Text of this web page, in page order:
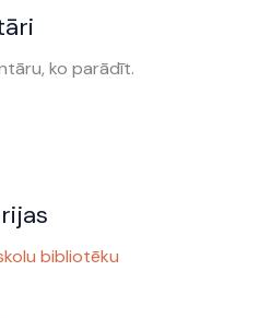
ko parādīt.
bibliotēku